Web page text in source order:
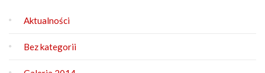
Aktualności
Bez kategorii